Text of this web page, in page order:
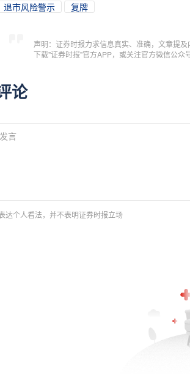
退市风险警示 复牌
声明：证券时报力求信息真实、准确，文章提
下载"证券时报"官方APP，或关注官方微信公
论
言
达个人看法，并不表明证券时报立场